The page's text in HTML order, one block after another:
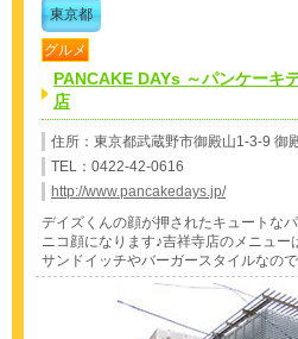
東京都
グルメ
PANCAKE DAYs ～パンケー
店
住所：東京都武蔵野市御殿山1-3-9 御
TEL：0422-42-0616
http://www.pancakedays.jp/
デイズくんの顔が押されたキュートな
ニコ顔になります♪吉祥寺店のメニュ
サンドイッチやバーガースタイルなの